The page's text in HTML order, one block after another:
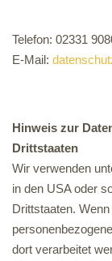
Telefon: 02331
E-Mail:
Hinweis zur
Drittstaaten
Wir verwenden
in den USA oder
Drittstaaten.
dort verarbeitet